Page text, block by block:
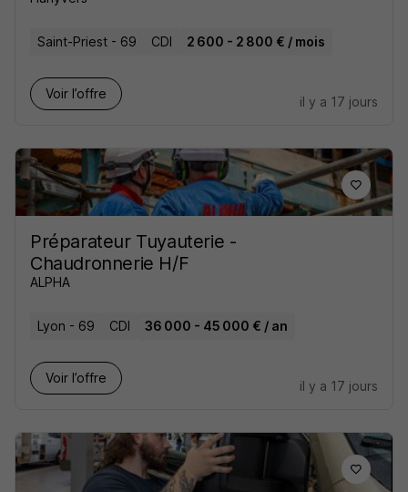
Saint-Priest - 69 CDI 2 600 - 2 800 € / mois
Voir l’offre
il y a 17 jours
Préparateur Tuyauterie -
Chaudronnerie H/F
ALPHA
Lyon - 69 CDI 36 000 - 45 000 € / an
Voir l’offre
il y a 17 jours